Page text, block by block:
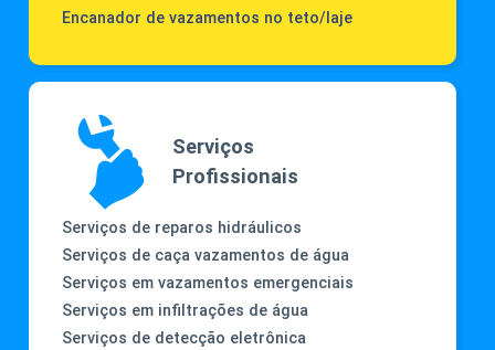
Encanador de vazamentos no teto/laje
Serviços
Profissionais
Serviços de reparos hidráulicos
Serviços de caça vazamentos de água
Serviços em vazamentos emergenciais
Serviços em infiltrações de água
Serviços de detecção eletrônica